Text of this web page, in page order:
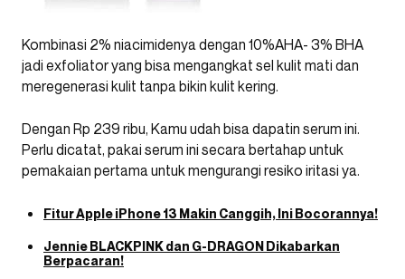
Kombinasi 2% niacimidenya dengan 10%AHA- 3% BHA
jadi exfoliator yang bisa mengangkat sel kulit mati dan
meregenerasi kulit tanpa bikin kulit kering.
Dengan Rp 239 ribu, Kamu udah bisa dapatin serum ini.
Perlu dicatat, pakai serum ini secara bertahap untuk
pemakaian pertama untuk mengurangi resiko iritasi ya.
Fitur Apple iPhone 13 Makin Canggih, Ini Bocorannya!
Jennie BLACKPINK dan G-DRAGON Dikabarkan
Berpacaran!